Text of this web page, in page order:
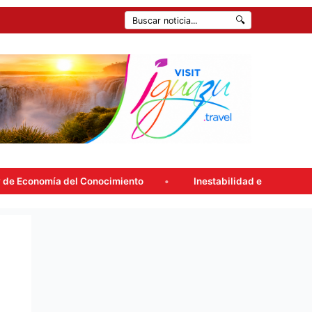
🔍
Inestabilidad en la ciudad: Consultá el